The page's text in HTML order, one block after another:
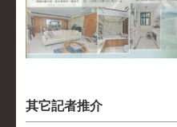
其它記者推介